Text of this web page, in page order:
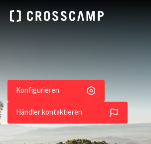
Konfigurieren
Händler kontaktieren